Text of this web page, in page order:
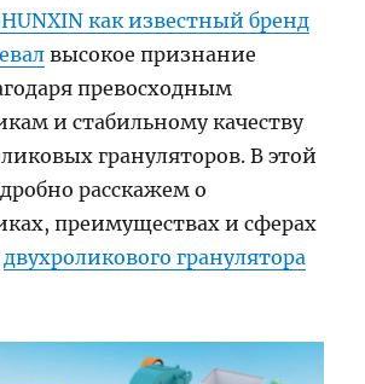
как известный бренд
высокое признание
превосходным
и стабильному качеству
грануляторов. В этой
расскажем о
преимуществах и сферах
двухроликового гранулятора